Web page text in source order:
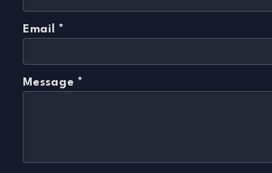
Email *
Message *